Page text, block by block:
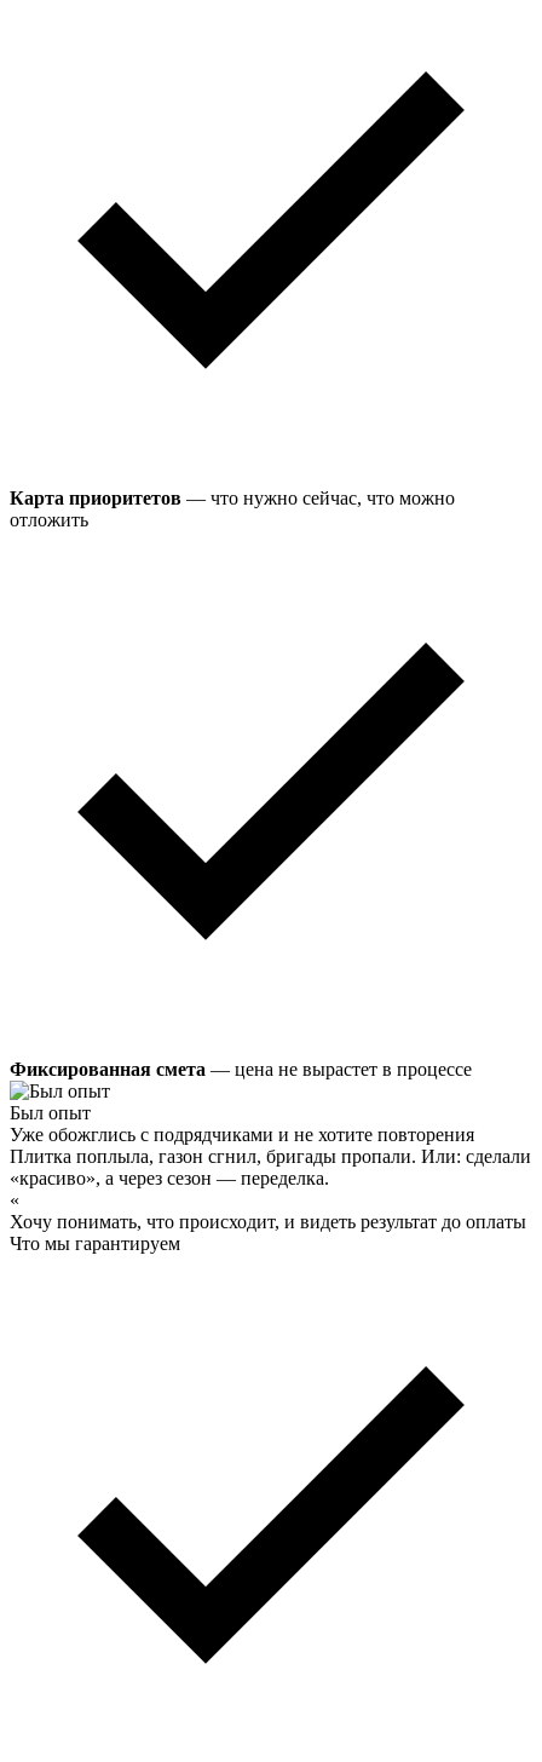
Карта приоритетов — что нужно сейчас, что можно
отложить
Фиксированная смета — цена не вырастет в процессе
Был опыт
Уже обожглись с подрядчиками и не хотите повторения
Плитка поплыла, газон сгнил, бригады пропали. Или: сделали
«красиво», а через сезон — переделка.
«
Хочу понимать, что происходит, и видеть результат до оплаты
Что мы гарантируем